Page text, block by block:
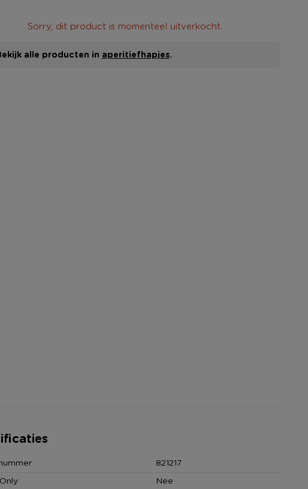
Sorry, dit product is momenteel uitverkocht.
alle producten in aperitiefhapjes.
821217
Nee